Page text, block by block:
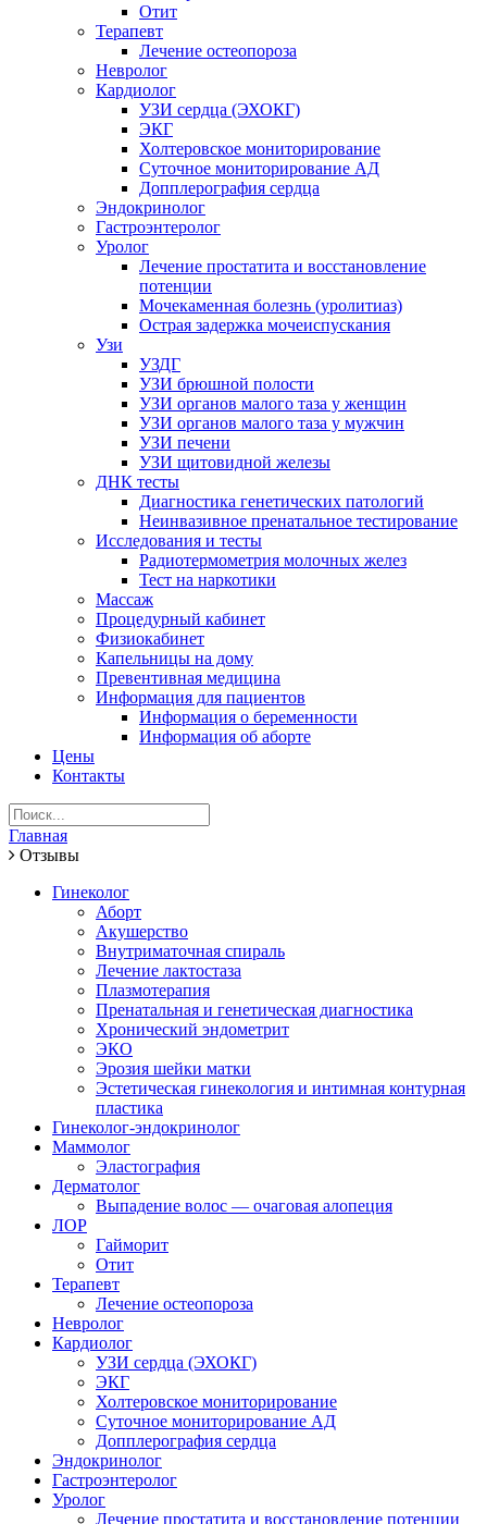
Отит
Терапевт
Лечение остеопороза
Невролог
Кардиолог
УЗИ сердца (ЭХОКГ)
ЭКГ
Холтеровское мониторирование
Суточное мониторирование АД
Допплерография сердца
Эндокринолог
Гастроэнтеролог
Уролог
Лечение простатита и восстановление
потенции
Мочекаменная болезнь (уролитиаз)
Острая задержка мочеиспускания
Узи
УЗДГ
УЗИ брюшной полости
УЗИ органов малого таза у женщин
УЗИ органов малого таза у мужчин
УЗИ печени
УЗИ щитовидной железы
ДНК тесты
Диагностика генетических патологий
Неинвазивное пренатальное тестирование
Исследования и тесты
Радиотермометрия молочных желез
Тест на наркотики
Массаж
Процедурный кабинет
Физиокабинет
Капельницы на дому
Превентивная медицина
Информация для пациентов
Информация о беременности
Информация об аборте
Цены
Контакты
Главная
Отзывы
Гинеколог
Аборт
Акушерство
Внутриматочная спираль
Лечение лактостаза
Плазмотерапия
Пренатальная и генетическая диагностика
Хронический эндометрит
ЭКО
Эрозия шейки матки
Эстетическая гинекология и интимная контурная
пластика
Гинеколог-эндокринолог
Маммолог
Эластография
Дерматолог
Выпадение волос — очаговая алопеция
ЛОР
Гайморит
Отит
Терапевт
Лечение остеопороза
Невролог
Кардиолог
УЗИ сердца (ЭХОКГ)
ЭКГ
Холтеровское мониторирование
Суточное мониторирование АД
Допплерография сердца
Эндокринолог
Гастроэнтеролог
Уролог
Лечение простатита и восстановление потенции